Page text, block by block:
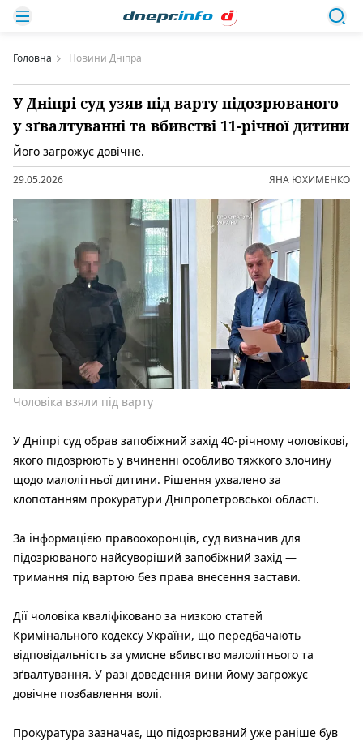
Головна Новини Дніпра
У Дніпрі суд узяв під варту підозрюваного
у зґвалтуванні та вбивстві 11-річної дитини
Його загрожує довічне.
29.05.2026 ЯНА ЮХИМЕНКО
Чоловіка взяли під варту
У Дніпрі суд обрав запобіжний захід 40-річному чоловікові,
якого підозрюють у вчиненні особливо тяжкого злочину
щодо малолітньої дитини. Рішення ухвалено за
клопотанням прокуратури Дніпропетровської області.
За інформацією правоохоронців, суд визначив для
підозрюваного найсуворіший запобіжний захід —
тримання під вартою без права внесення застави.
Дії чоловіка кваліфіковано за низкою статей
Кримінального кодексу України, що передбачають
відповідальність за умисне вбивство малолітнього та
зґвалтування. У разі доведення вини йому загрожує
довічне позбавлення волі.
Прокуратура зазначає, що підозрюваний уже раніше був